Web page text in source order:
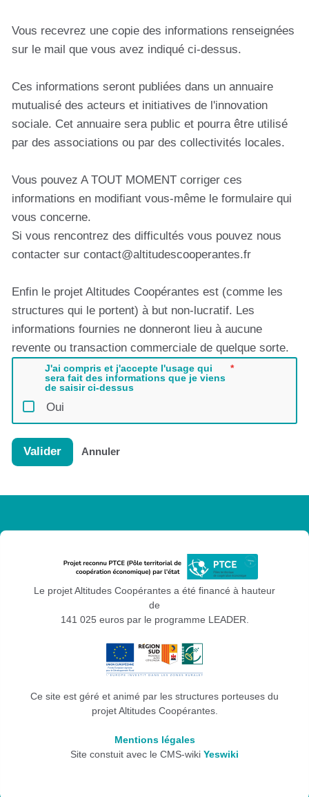
Vous recevrez une copie des informations renseignées
sur le mail que vous avez indiqué ci-dessus.
Ces informations seront publiées dans un annuaire
mutualisé des acteurs et initiatives de l'innovation
sociale. Cet annuaire sera public et pourra être utilisé
par des associations ou par des collectivités locales.
Vous pouvez A TOUT MOMENT corriger ces
informations en modifiant vous-même le formulaire qui
vous concerne.
Si vous rencontrez des difficultés vous pouvez nous
contacter sur contact@altitudescooperantes.fr
Enfin le projet Altitudes Coopérantes est (comme les
structures qui le portent) à but non-lucratif. Les
informations fournies ne donneront lieu à aucune
revente ou transaction commerciale de quelque sorte.
J'ai compris et j'accepte l'usage qui
sera fait des informations que je viens
de saisir ci-dessus
Oui
Valider Annuler
Le projet Altitudes Coopérantes a été financé à hauteur
de
141 025 euros par le programme LEADER.
Ce site est géré et animé par les structures porteuses du
projet Altitudes Coopérantes.
Mentions légales
Site constuit avec le CMS-wiki Yeswiki